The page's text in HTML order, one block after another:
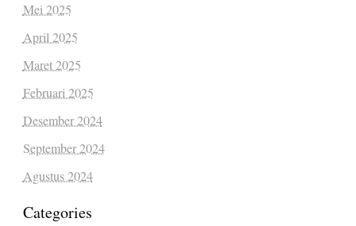
Mei 2025
April 2025
Maret 2025
Februari 2025
Desember 2024
September 2024
Agustus 2024
Categories